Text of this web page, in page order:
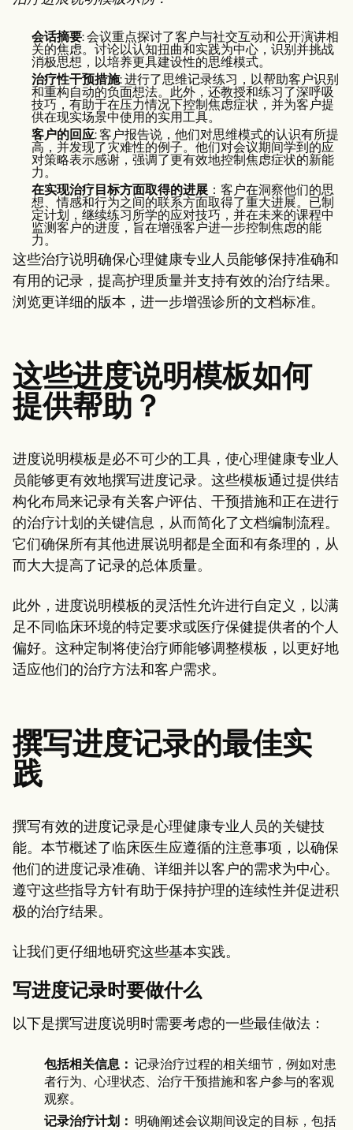
会话摘要: 会议重点探讨了客户与社交互动和公开演讲相
关的焦虑。讨论以认知扭曲和实践为中心，识别并挑战
消极思想，以培养更具建设性的思维模式。
治疗性干预措施: 进行了思维记录练习，以帮助客户识别
和重构自动的负面想法。此外，还教授和练习了深呼吸
技巧，有助于在压力情况下控制焦虑症状，并为客户提
供在现实场景中使用的实用工具。
客户的回应: 客户报告说，他们对思维模式的认识有所提
高，并发现了灾难性的例子。他们对会议期间学到的应
对策略表示感谢，强调了更有效地控制焦虑症状的新能
力。
在实现治疗目标方面取得的进展 ：客户在洞察他们的思
想、情感和行为之间的联系方面取得了重大进展。已制
定计划，继续练习所学的应对技巧，并在未来的课程中
监测客户的进度，旨在增强客户进一步控制焦虑的能
力。
这些治疗说明确保心理健康专业人员能够保持准确和
有用的记录，提高护理质量并支持有效的治疗结果。
浏览更详细的版本，进一步增强诊所的文档标准。
这些进度说明模板如何
提供帮助？
进度说明模板是必不可少的工具，使心理健康专业人
员能够更有效地撰写进度记录。这些模板通过提供结
构化布局来记录有关客户评估、干预措施和正在进行
的治疗计划的关键信息，从而简化了文档编制流程。
它们确保所有其他进展说明都是全面和有条理的，从
而大大提高了记录的总体质量。
此外，进度说明模板的灵活性允许进行自定义，以满
足不同临床环境的特定要求或医疗保健提供者的个人
偏好。这种定制将使治疗师能够调整模板，以更好地
适应他们的治疗方法和客户需求。
撰写进度记录的最佳实
践
撰写有效的进度记录是心理健康专业人员的关键技
能。本节概述了临床医生应遵循的注意事项，以确保
他们的进度记录准确、详细并以客户的需求为中心。
遵守这些指导方针有助于保持护理的连续性并促进积
极的治疗结果。
让我们更仔细地研究这些基本实践。
写进度记录时要做什么
以下是撰写进度说明时需要考虑的一些最佳做法：
包括相关信息： 记录治疗过程的相关细节，例如对患
者行为、心理状态、治疗干预措施和客户参与的客观
观察。
记录治疗计划：
明确阐述会议期间设定的目标，包括